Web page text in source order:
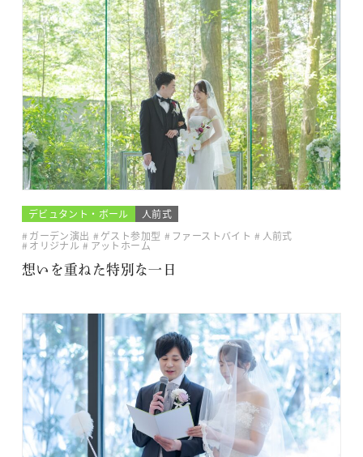
デビュタント・ボール
人前式
ガーデン演出
ゲスト参加型 ファーストバイト 人前式
オリジナル
アットホーム
想いを重ねた特別な一日